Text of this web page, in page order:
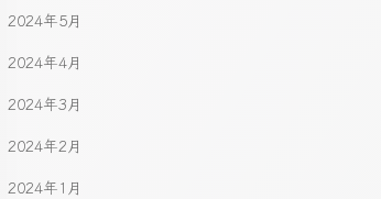
2024年5月
2024年4月
2024年3月
2024年2月
2024年1月